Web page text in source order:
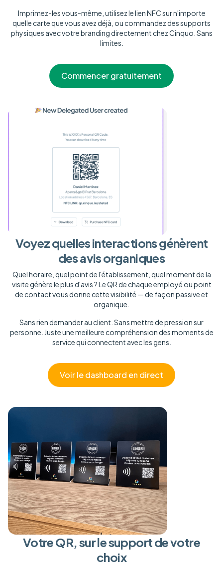
Imprimez-les vous-même, utilisez le lien NFC sur n'importe
quelle carte que vous avez déjà, ou commandez des supports
physiques avec votre branding directement chez Cinquo. Sans
limites.
Commencer gratuitement
Voyez quelles interactions génèrent
des avis organiques
Quel horaire, quel point de l'établissement, quel moment de la
visite génère le plus d'avis ? Le QR de chaque employé ou point
de contact vous donne cette visibilité — de façon passive et
organique.
Sans rien demander au client. Sans mettre de pression sur
personne. Juste une meilleure compréhension des moments de
service qui connectent avec les gens.
Voir le dashboard en direct
Votre QR, sur le support de votre
choix